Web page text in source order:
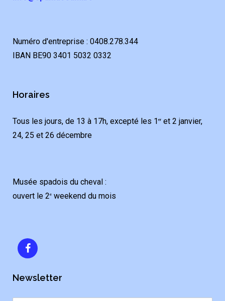
Numéro d'entreprise : 0408.278.344
IBAN BE90 3401 5032 0332
Horaires
Tous les jours, de 13 à 17h, excepté les 1 eret 2 janvier,
24, 25 et 26 décembre
Musée spadois du cheval :
ouvert le 2e weekend du mois
Newsletter